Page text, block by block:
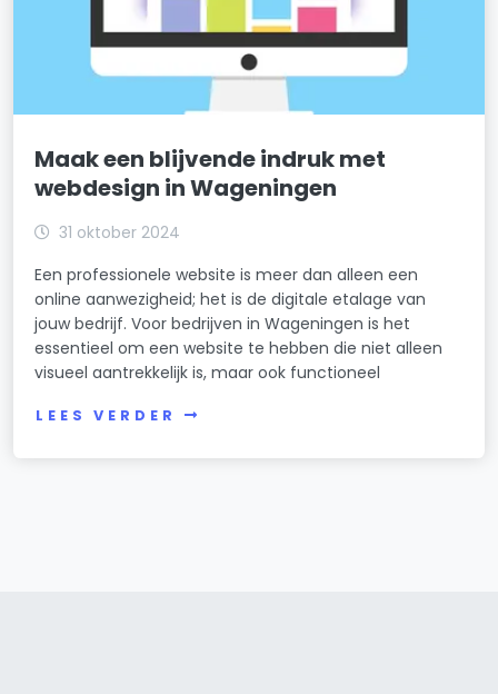
Maak een blijvende indruk met
webdesign in Wageningen
31 oktober 2024
Een professionele website is meer dan alleen een
online aanwezigheid; het is de digitale etalage van
jouw bedrijf. Voor bedrijven in Wageningen is het
essentieel om een website te hebben die niet alleen
visueel aantrekkelijk is, maar ook functioneel
LEES VERDER